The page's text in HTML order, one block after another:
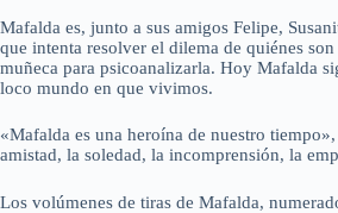
Mafalda es, junto a sus amigos Felipe,
que intenta resolver el dilema de quiénes
muñeca para psicoanalizarla. Hoy Mafalda
loco mundo en que vivimos.
«Mafalda es una heroína de nuestro
amistad, la soledad, la incomprensión, la
Los volúmenes de tiras de Mafalda,